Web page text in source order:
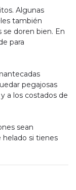
Algunas
también
se doren bien. En
para
pegajosas
a los costados de
sean
helado si tienes